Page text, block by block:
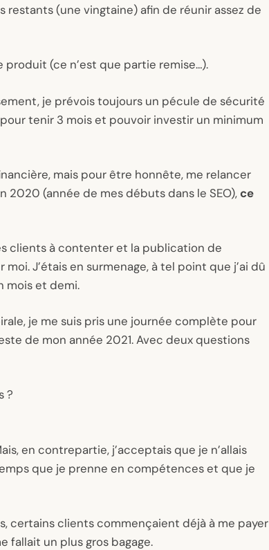
(une vingtaine) afin de réunir assez de
produit (ce n’est que partie remise…).
je prévois toujours un pécule de sécurité
tenir 3 mois et pouvoir investir un minimum
mais pour être honnête, me relancer
2020 (année de mes débuts dans le SEO),ce
clients à contenter et la publication de
J’étais en surmenage, à tel point que j’ai dû
mois et demi.
je me suis pris une journée complète pour
de mon année 2021. Avec deux questions
?
en contrepartie, j’acceptais que je n’allais
que je prenne en compétences et que je
certains clients commençaient déjà à me payer
fallait un plus gros bagage.